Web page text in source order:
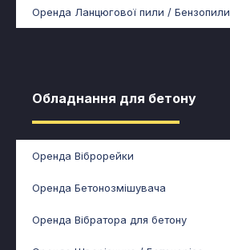
Оренда Ланцюгової пили / Бензопили
Обладнання для бетону​
Оренда Віброрейки
Оренда Бетонозмішувача
Оренда Вібратора для бетону